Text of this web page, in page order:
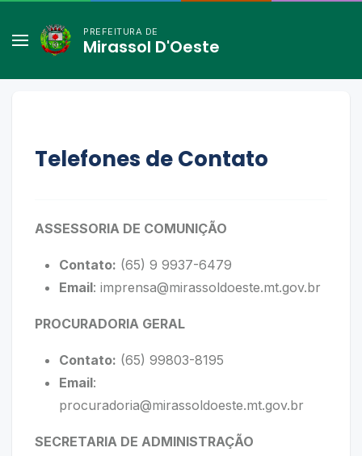
PREFEITURA DE
Mirassol D'Oeste
Telefones de Contato
ASSESSORIA DE COMUNIÇÃO
Contato: (65) 9 9937-6479
Email: imprensa@mirassoldoeste.mt.gov.br
PROCURADORIA GERAL
Contato: (65) 99803-8195
Email:
procuradoria@mirassoldoeste.mt.gov.br
SECRETARIA DE ADMINISTRAÇÃO